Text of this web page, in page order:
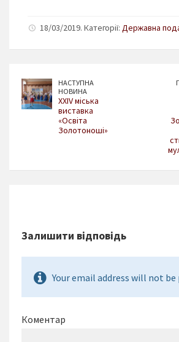
18/03/2019. Категорії: Державна
НАСТУПНА
НОВИНА
ХХІV міська
виставка
«Освіта
Золотоноші»
Залишити відповідь
Your email address will not
Коментар